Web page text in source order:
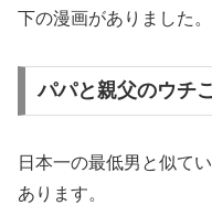
下の漫画がありました。
パパと親父のウチ
日本一の最低男と似て
あります。